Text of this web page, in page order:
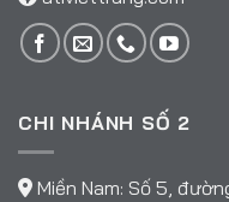
CHI NHÁNH SỐ 2
Miền Nam: Số 5,